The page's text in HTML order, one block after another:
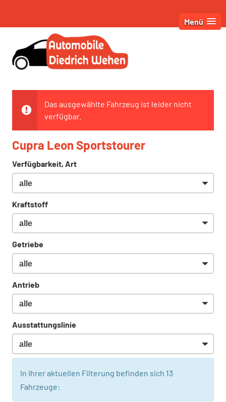
Menü
Das ausgewählte Fahrzeug ist leider nicht
verfügbar.
Cupra Leon Sportstourer
Verfügbarkeit, Art
Kraftstoff
Getriebe
Antrieb
Ausstattungslinie
In Ihrer aktuellen Filterung befinden sich 13
Fahrzeuge: